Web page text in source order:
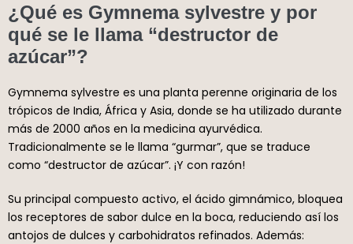
¿Qué es Gymnema sylvestre y por
qué se le llama “destructor de
azúcar”?
Gymnema sylvestre es una planta perenne originaria de los
trópicos de India, África y Asia, donde se ha utilizado durante
más de 2000 años en la medicina ayurvédica.
Tradicionalmente se le llama “gurmar”, que se traduce
como “destructor de azúcar”. ¡Y con razón!
Su principal compuesto activo, el ácido gimnámico, bloquea
los receptores de sabor dulce en la boca, reduciendo así los
antojos de dulces y carbohidratos refinados. Además: